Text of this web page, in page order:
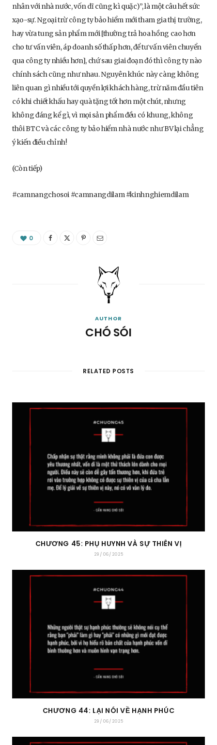
nhân với nhà nước, vốn dĩ cũng kì quặc)”, là một câu hết sức
xạo-sự. Ngoại trừ công ty bảo hiểm mới tham gia thị trường,
hay vừa tung sản phẩm mới [thường trả hoa hồng cao hơn
cho tư vấn viên, áp doanh số thấp hơn, để tư vấn viên chuyển
qua công ty nhiều hơn], chứ sau giai đoạn đó thì công ty nào
chính sách cũng như nhau. Nguyên khúc này càng không
liên quan gì nhiều tới quyền lợi khách hàng, trừ năm đầu tiên
có khi chiết khấu hay quà tặng tốt hơn một chút, nhưng
không đáng kể gì, vì mọi sản phẩm đều có khung, không
thôi BTC và các công ty bảo hiểm nhà nước như BV lại chẳng
ý kiến điều chỉnh!
(Còn tiếp)
#camnangchosoi #camnangdilam #kinhnghiemdilam
0
AUTHOR
CHÓ SÓI
RELATED POSTS
CHƯƠNG 45: PHỤ HUYNH VÀ SỰ THIÊN VỊ
29/06/2025
CHƯƠNG 44: LẠI NÓI VỀ HẠNH PHÚC
29/06/2025